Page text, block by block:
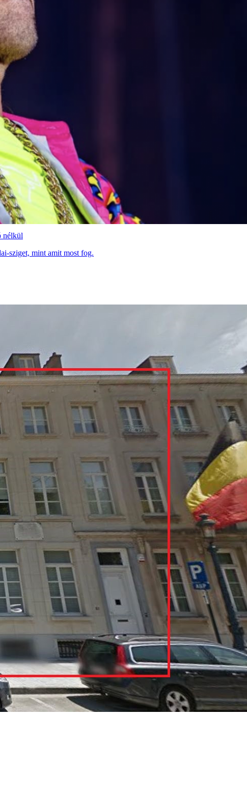
nélkül
sziget, mint amit most fog.